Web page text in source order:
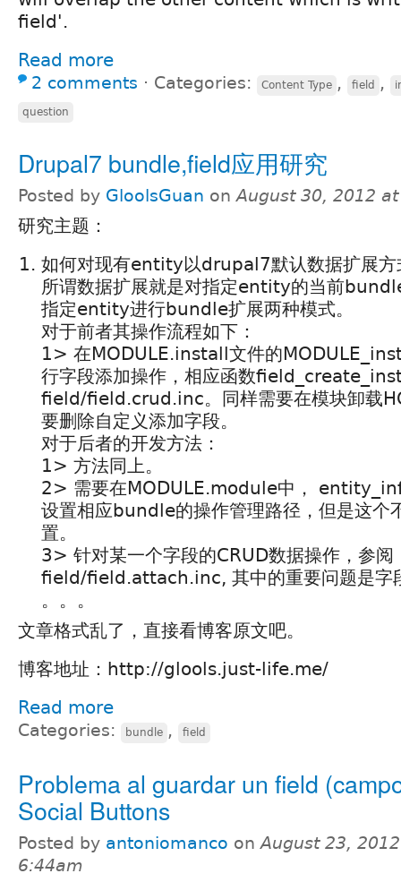
field'.
Read more
2 comments ⋅ Categories: Content Type , field ,
question
Drupal7 bundle,field应用研究
Posted by GloolsGuan onAugust 30, 2012
研究主题：
如何对现有entity以drupal7默认数据扩展方
所谓数据扩展就是对指定entity的当前
指定entity进行bundle扩展两种模式。
对于前者其操作流程如下：
1> 在MODULE.install文件的
行字段添加操作，相应函数
field/field.crud.inc。同样需要在模块卸载
要删除自定义添加字段。
对于后者的开发方法：
1> 方法同上。
2> 需要在MODULE.module中，
设置相应bundle的操作管理路径，但是这个
置。
3> 针对某一个字段的CRUD数据操作，参阅
field/field.attach.inc, 其中的重要问题是字
。。。
文章格式乱了，直接看博客原文吧。
博客地址：http://glools.just-life.me/
Read more
Categories: bundle , field
Problema al guardar un field
Social Buttons
Posted by antoniomanco onAugust 23,
6:44am